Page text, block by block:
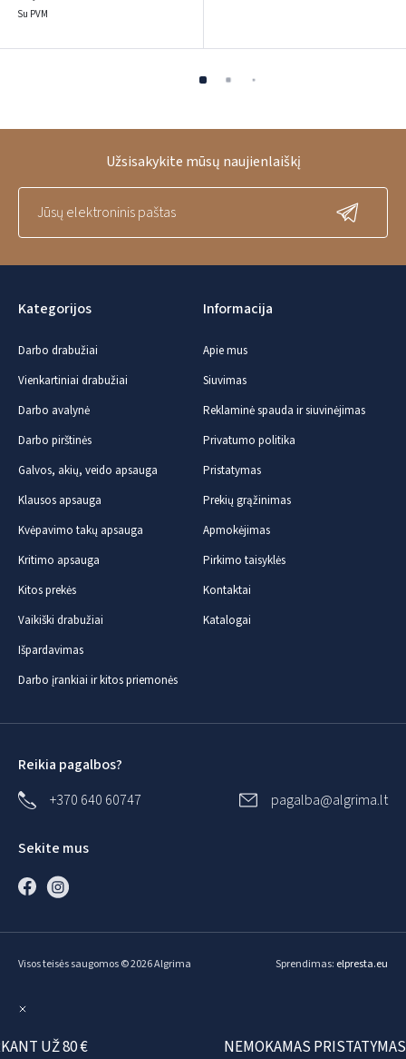
Su PVM
Kategorijos
Darbo drabužiai
Vienkartiniai drabužiai
Darbo avalynė
Darbo pirštinės
Galvos, akių, veido apsauga
Klausos apsauga
Kvėpavimo takų apsauga
Kritimo apsauga
Kitos prekės
Vaikiški drabužiai
Išpardavimas
Darbo įrankiai ir kitos priemonės
Informacija
Apie mus
Siuvimas
Reklaminė spauda ir siuvinėjimas
Privatumo politika
Pristatymas
Prekių grąžinimas
Apmokėjimas
Pirkimo taisyklės
Kontaktai
Katalogai
NEMOKAMAS PRISTATYMAS
UŽ 80 €
Užsisakykite mūsų naujienlaiškį
Reikia pagalbos?
+370 640 60747
pagalba@algrima.lt
Sekite mus
Visos teisės saugomos © 2026 Algrima Sprendimas: elpresta.eu